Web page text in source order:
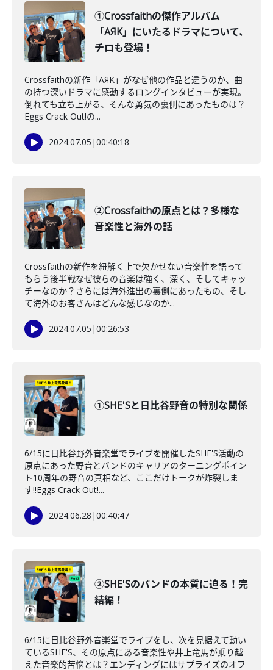
①Crossfaithの傑作アルバム
「AЯK」にいたるドラマについて、
チロも登場！
Crossfaithの新作「AЯK」がなぜ他の作品と違うのか、曲
の持つ深いドラマに感動するロングインタビューが実現。
倒れても立ち上がる、そんな勇気の裏側にあったものは？
Eggs Crack Out!の...
2024.07.05 |00:40:18
②Crossfaithの原点とは？多様な
音楽性と海外の話
Crossfaithの新作を紐解く上で欠かせない音楽性を語って
もらう後半戦なぜ彼らの音楽は強く、深く、そしてキャッ
チーなのか？さらには海外進出の裏側にあったもの、そし
て海外のお客さんはどんな感じなのか...
2024.07.05 |00:26:53
①SHE'Sと日比谷野音の特別な関係
6/15に日比谷野外音楽堂でライブを開催したSHE'S活動の
原点にあった野音とバンドのキャリアのターニングポイン
ト10周年の野音の真相など、ここだけトークが炸裂しま
す!!Eggs Crack Out!...
2024.06.28 |00:40:47
②SHE'Sのバンドの本質に迫る！完
結編！
6/15に日比谷野外音楽堂でライブをし、次を見据えて動い
ているSHE'S、その原点にある音楽性や井上竜馬が乗り越
えた音楽的苦悩とは？エンディングにはサプライズのオフ